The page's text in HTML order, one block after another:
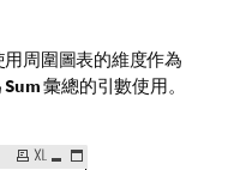
周圍圖表的維度作為
Sum彙總的引數使用。